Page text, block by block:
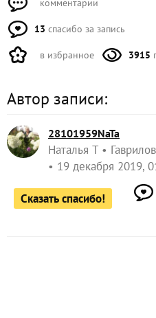
13 спасибо за запись
в избранное 3915
Автор записи:
28101959NaTa
Наталья Т
19 декабря 2019,
Сказать спасибо!